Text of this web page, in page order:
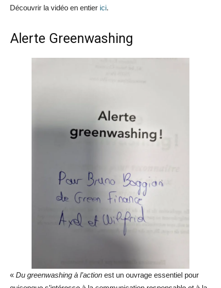
Découvrir la vidéo en entier ici.
Alerte Greenwashing
« Du greenwashing à l’action est un ouvrage essentiel pour